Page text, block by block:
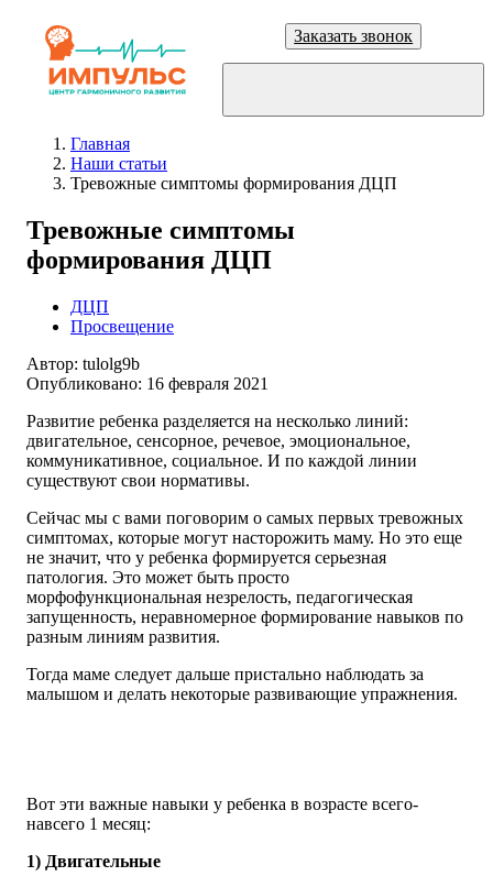
Заказать звонок
Главная
Наши статьи
Тревожные симптомы формирования ДЦП
Тревожные симптомы
формирования ДЦП
ДЦП
Просвещение
Автор: tulolg9b
Опубликовано: 16 февраля 2021
Развитие ребенка разделяется на несколько линий:
двигательное, сенсорное, речевое, эмоциональное,
коммуникативное, социальное. И по каждой линии
существуют свои нормативы.
Сейчас мы с вами поговорим о самых первых тревожных
симптомах, которые могут насторожить маму. Но это еще
не значит, что у ребенка формируется серьезная
патология. Это может быть просто
морфофункциональная незрелость, педагогическая
запущенность, неравномерное формирование навыков по
разным линиям развития.
Тогда маме следует дальше пристально наблюдать за
малышом и делать некоторые развивающие упражнения.
Вот эти важные навыки у ребенка в возрасте всего-
навсего 1 месяц:
1) Двигательные